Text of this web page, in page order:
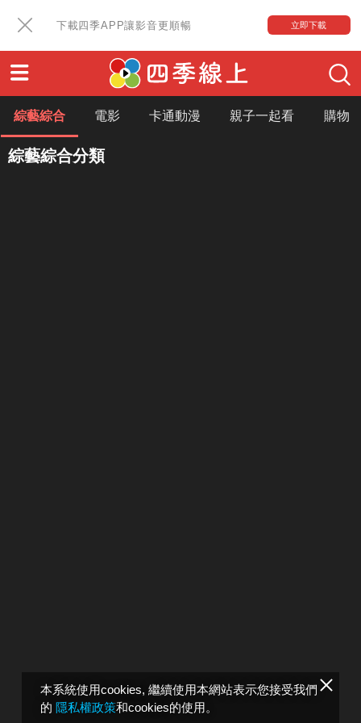
下載四季APP讓影音更順暢 立即下載
本系統使用cookies, 繼續使用本網站表示您接受我們
的 隱私權政策和cookies的使用。
綜藝綜合 電影 卡通動漫 親子一起看 購物
綜藝綜合分類